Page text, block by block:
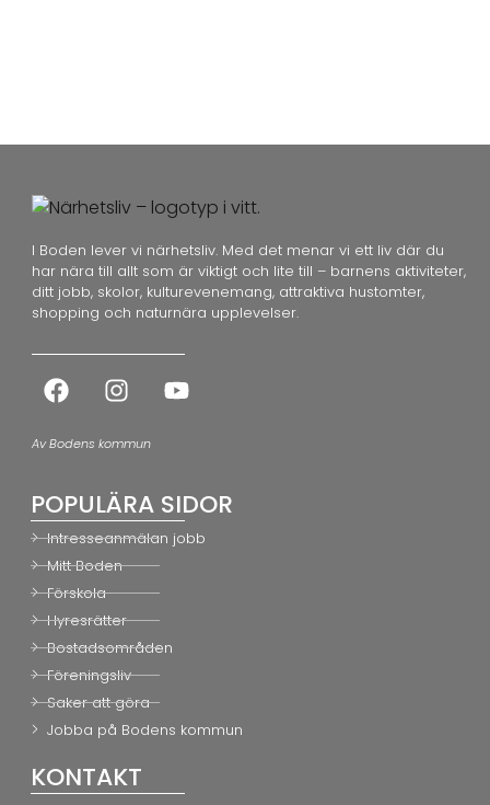
I Boden lever vi närhetsliv. Med det menar vi ett liv där du
har nära till allt som är viktigt och lite till – barnens aktiviteter,
ditt jobb, skolor, kulturevenemang, attraktiva hustomter,
shopping och naturnära upplevelser.
Av Bodens kommun
POPULÄRA SIDOR
Intresseanmälan jobb
Mitt Boden
Förskola
Hyresrätter
Bostadsområden
Föreningsliv
Saker att göra
Jobba på Bodens kommun
KONTAKT